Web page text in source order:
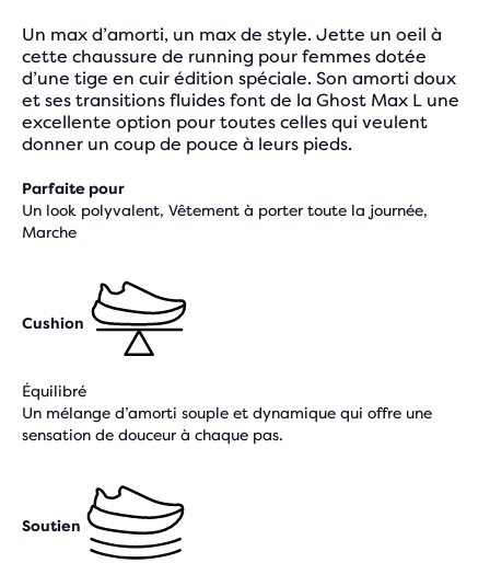
Un max d’amorti, un max de style. Jette un oeil à
cette chaussure de running pour femmes dotée
d’une tige en cuir édition spéciale. Son amorti doux
et ses transitions fluides font de la Ghost Max L une
excellente option pour toutes celles qui veulent
donner un coup de pouce à leurs pieds.
Parfaite pour
Un look polyvalent, Vêtement à porter toute la journée,
Marche
Cushion
Équilibré
Un mélange d’amorti souple et dynamique qui offre une
sensation de douceur à chaque pas.
Soutien